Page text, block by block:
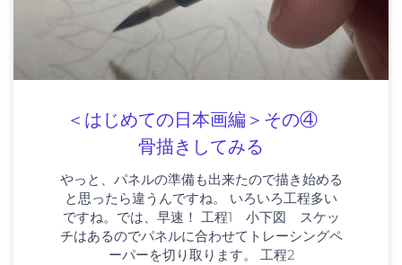
＜はじめての日本画編＞その④
骨描きしてみる
やっと、パネルの準備も出来たので描き始める
と思ったら違うんですね。 いろいろ工程多い
ですね。では、早速！ 工程1 小下図 スケッ
チはあるのでパネルに合わせてトレーシングペ
ーパーを切り取ります。 工程2